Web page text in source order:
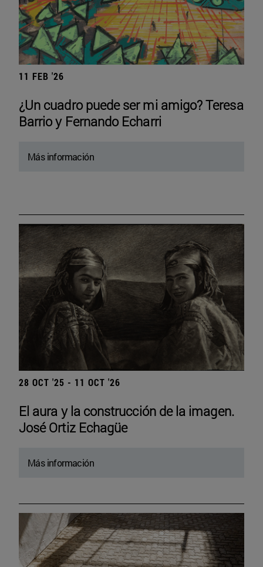
11 FEB '26
¿Un cuadro puede ser mi amigo? Teresa
Barrio y Fernando Echarri
Más información
28 OCT '25 - 11 OCT '26
El aura y la construcción de la imagen.
José Ortiz Echagüe
Más información